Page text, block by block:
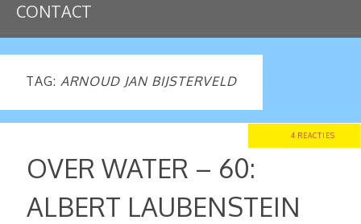
CONTACT
TAG: ARNOUD JAN BIJSTERVELD
4 REACTIES
OVER WATER – 60:
ALBERT LAUBENSTEIN